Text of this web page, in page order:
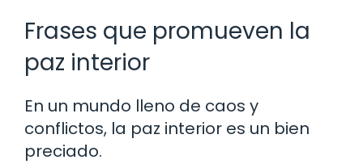
Frases que promueven la
paz interior
En un mundo lleno de caos y
conflictos, la paz interior es un bien
preciado.